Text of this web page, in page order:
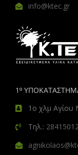
info@ktec.gr
1º
1ο χλμ Αγίου
Τηλ.: